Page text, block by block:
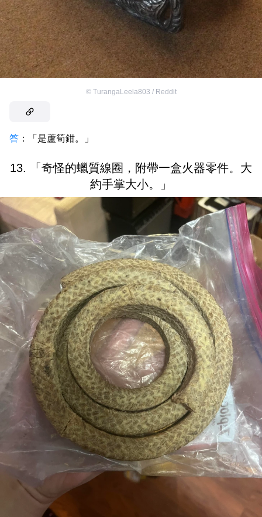
© TurangaLeela803 / Reddit
答 ：「是蘆筍鉗。」
13. 「奇怪的蠟質線圈，附帶一盒火器零件。大
約手掌大小。」